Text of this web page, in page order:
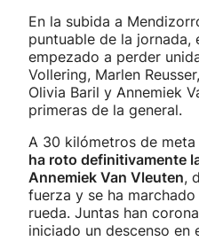
En la subida a
puntuable de la jornada,
empezado a perder
Vollering, Marlen
Olivia Baril y Annemiek
primeras de la general.
A 30 kilómetros de meta
ha roto definitivamente
Annemiek Van Vleuten,
fuerza y se ha
rueda. Juntas han
iniciado un descenso en